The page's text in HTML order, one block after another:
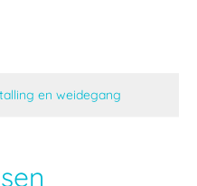
en weidegang